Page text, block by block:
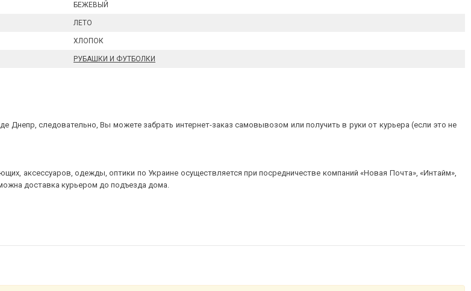
БЕЖЕВЫЙ
ЛЕТО
ХЛОПОК
РУБАШКИ И ФУТБОЛКИ
Днепр, следовательно, Вы можете забрать интернет-заказ самовывозом или получить в руки от курьера (если это не
аксессуаров, одежды, оптики по Украине осуществляется при посредничестве компаний «Новая Почта», «Интайм»,
доставка курьером до подъезда дома.